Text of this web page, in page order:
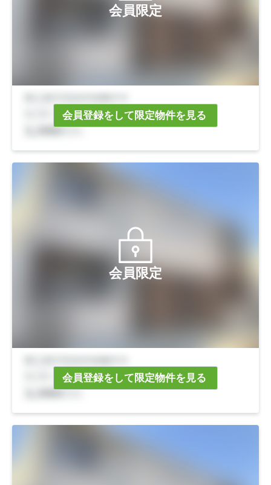
会員限定
会員登録をして限定物件を見る
会員限定
会員登録をして限定物件を見る